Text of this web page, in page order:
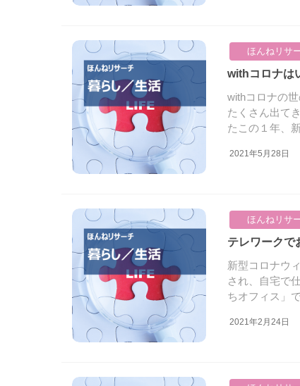
ほんねリサ
2021年5月28日
withコロナ
withコロナの
たくさん出て
たこの１年、
ほんねリサ
2021年2月24日
テレワーク
新型コロナウ
され、自宅で
ちオフィス」